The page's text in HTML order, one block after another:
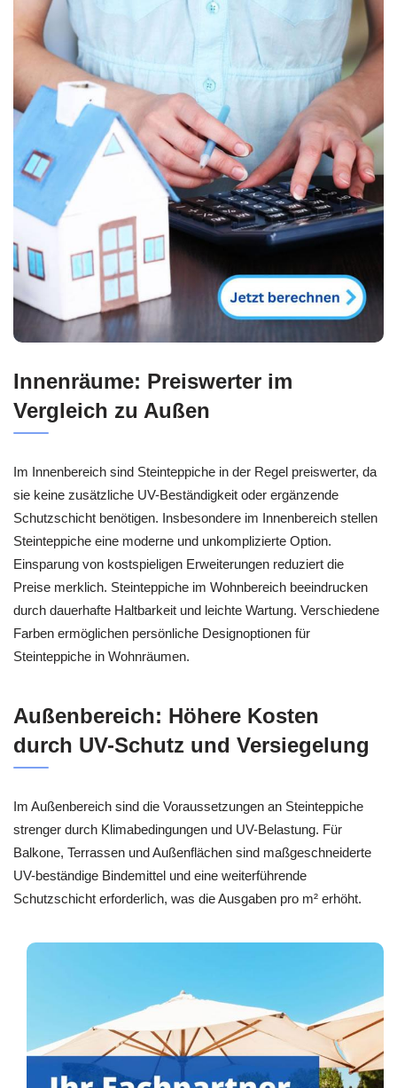
Innenräume: Preiswerter im
Vergleich zu Außen
Im Innenbereich sind Steinteppiche in der Regel preiswerter, da
sie keine zusätzliche UV-Beständigkeit oder ergänzende
Schutzschicht benötigen. Insbesondere im Innenbereich stellen
Steinteppiche eine moderne und unkomplizierte Option.
Einsparung von kostspieligen Erweiterungen reduziert die
Preise merklich. Steinteppiche im Wohnbereich beeindrucken
durch dauerhafte Haltbarkeit und leichte Wartung. Verschiedene
Farben ermöglichen persönliche Designoptionen für
Steinteppiche in Wohnräumen.
Außenbereich: Höhere Kosten
durch UV-Schutz und Versiegelung
Im Außenbereich sind die Voraussetzungen an Steinteppiche
strenger durch Klimabedingungen und UV-Belastung. Für
Balkone, Terrassen und Außenflächen sind maßgeschneiderte
UV-beständige Bindemittel und eine weiterführende
Schutzschicht erforderlich, was die Ausgaben pro m² erhöht.